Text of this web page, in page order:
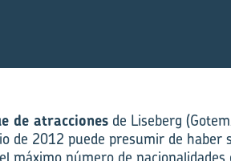
de atracciones de Liseberg
de 2012 puede presumir de